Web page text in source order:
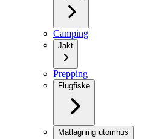
Camping
Jakt
Prepping
Flugfiske
Matlagning utomhus